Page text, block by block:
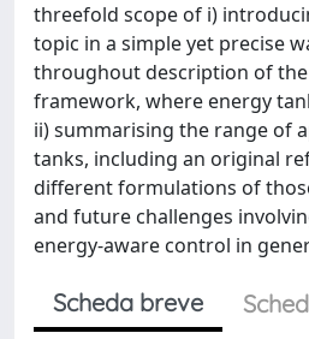
threefold scope of i)
topic in a simple yet precise
throughout description of
framework, where energy
ii) summarising the range of
tanks, including an original
different formulations of
and future challenges
energy-aware control in
Scheda breve